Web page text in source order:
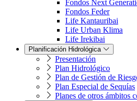
Fondos Next
Fondos Feder
Life Kantauribai
Life Urban Klima
Life Irekibai
Planificación Hidrológica
Presentación
Plan Hidrológico
Plan de Gestión de
Plan Especial de Sequías
Planes de otros ámbitos